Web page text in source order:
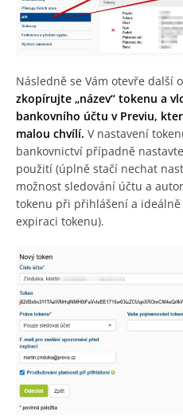
Následně se Vám otevře další
zkopírujte „název“ tokenu a
bankovního účtu v Previu,
malou chvílí. V nastavení
bankovnictví případně
použití (úplně stačí nechat
možnost sledování účtu a
tokenu při přihlášení a
expiraci tokenu).